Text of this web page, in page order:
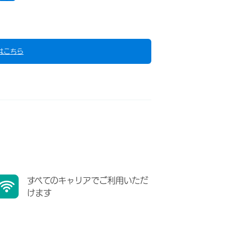
こちら
すべてのキャリアでご利用いただ
けます